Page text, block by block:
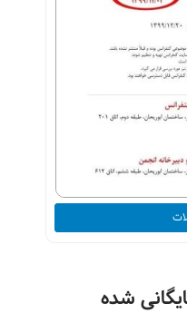
شده